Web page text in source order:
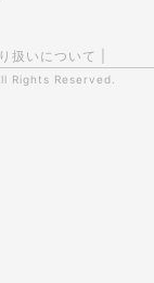
扱いについて
Rights Reserved.